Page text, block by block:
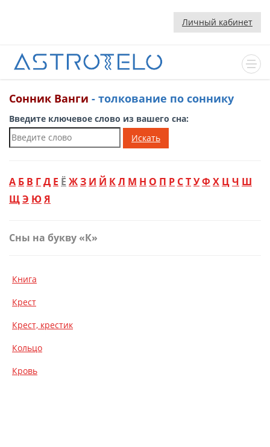
Личный кабинет
Сонник Ванги - толкование по соннику
Введите ключевое слово из вашего сна:
Искать
А Б В ГД Е Ё ЖЗ И Й КЛ М Н О П Р СТУФ Х ЦЧ Ш
ЩЭ ЮЯ
Сны на букву «К»
Книга
Крест
Крест, крестик
Кольцо
Кровь